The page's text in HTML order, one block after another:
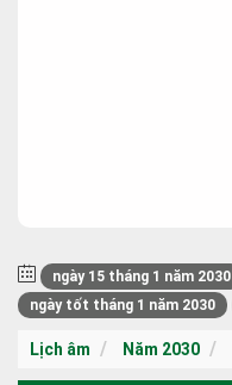
ngày 15 tháng 1 năm 2030
ngày tốt tháng 1 năm 2030
Lịch âm Năm 2030